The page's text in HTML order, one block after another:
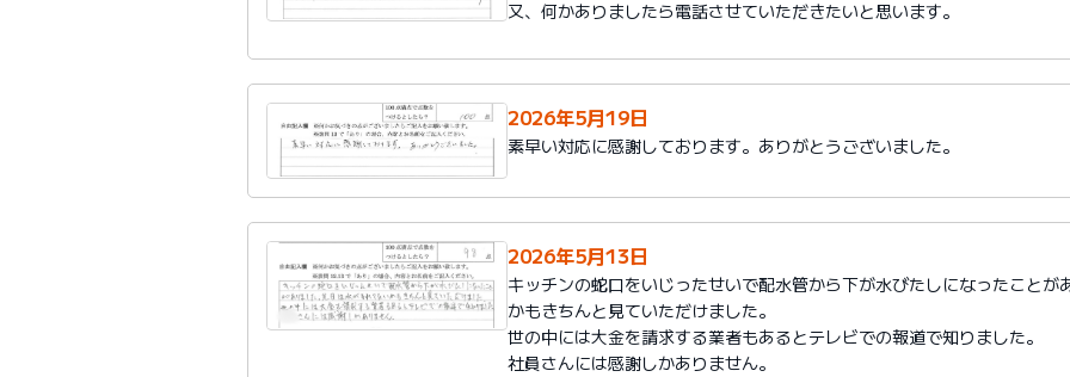
又、何かありましたら電話させていただきたいと思います。
2026年5月19日
素早い対応に感謝しております。ありがとうございました。
2026年5月13日
キッチンの蛇口をいじったせいで配水管から下が水びたしになったことが
かもきちんと見ていただけました。
世の中には大金を請求する業者もあるとテレビでの報道で知りました。
社員さんには感謝しかありません。